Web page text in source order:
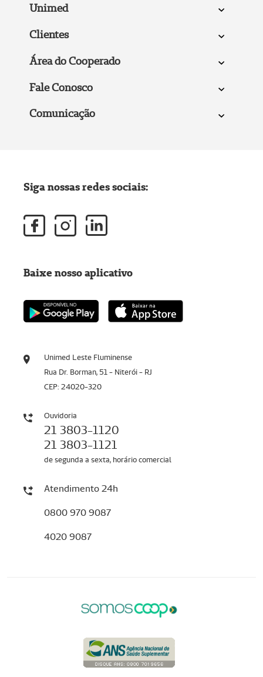
Unimed
Clientes
Área do Cooperado
Fale Conosco
Comunicação
Unimed Leste Fluminense
Rua Dr. Borman, 51 - Niterói - RJ
CEP: 24020-320
Ouvidoria
21 3803-1120
21 3803-1121
de segunda a sexta, horário comercial
Atendimento 24h
0800 970 9087
4020 9087
Siga nossas redes sociais:
Baixe nosso aplicativo